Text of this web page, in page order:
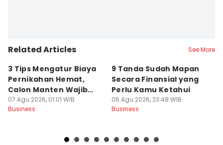
Related Articles See More
3 Tips Mengatur Biaya
Pernikahan Hemat,
Calon Manten Wajib
Nyimak!
07 Agu 2026, 01:01 WIB
Business
9 Tanda Sudah Mapan
Secara Finansial yang
Perlu Kamu Ketahui
06 Agu 2026, 23:48 WIB
Business